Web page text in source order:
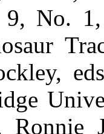
No.